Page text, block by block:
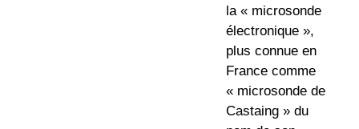
la « microsonde
électronique »,
plus connue en
France comme
« microsonde de
Castaing » du